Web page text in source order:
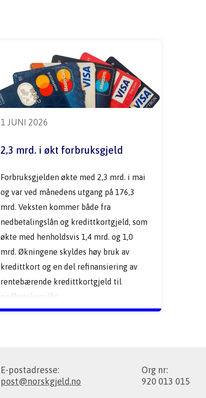
1 JUNI 2026
2,3 mrd. i økt forbruksgjeld
Forbruksgjelden økte med 2,3 mrd. i mai
og var ved månedens utgang på 176,3
mrd. Veksten kommer både fra
nedbetalingslån og kredittkortgjeld, som
økte med henholdsvis 1,4 mrd. og 1,0
mrd. Økningene skyldes høy bruk av
kredittkort og en del refinansiering av
rentebærende kredittkortgjeld til
nedbetalingslån.
E-postadresse:
post@norskgjeld.no
Org nr:
920 013 015